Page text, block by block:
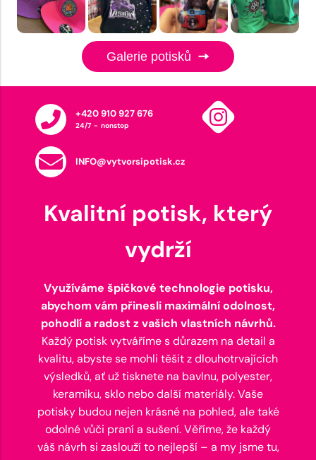
Galerie potisků
+420 910 927 676
24/7 - nonstop
INFO@vytvorsipotisk.cz
Kvalitní potisk, který
vydrží
Využíváme špičkové technologie potisku,
abychom vám přinesli maximální odolnost,
pohodlí a radost z vašich vlastních návrhů.
Každý potisk vytváříme s důrazem na detail a
kvalitu, abyste se mohli těšit z dlouhotrvajících
výsledků, ať už tisknete na bavlnu, polyester,
keramiku, sklo nebo další materiály. Vaše
potisky budou nejen krásné na pohled, ale také
odolné vůči praní a sušení. Věříme, že každý
váš návrh si zaslouží to nejlepší – a my jsme tu,